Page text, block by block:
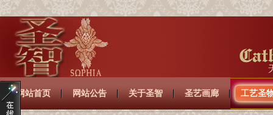
网站首页 网站公告 关于圣智 圣艺画廊 工艺圣